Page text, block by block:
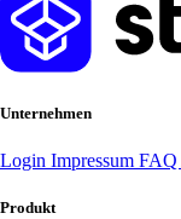
Unternehmen
Login Impressum FAQ
Produkt